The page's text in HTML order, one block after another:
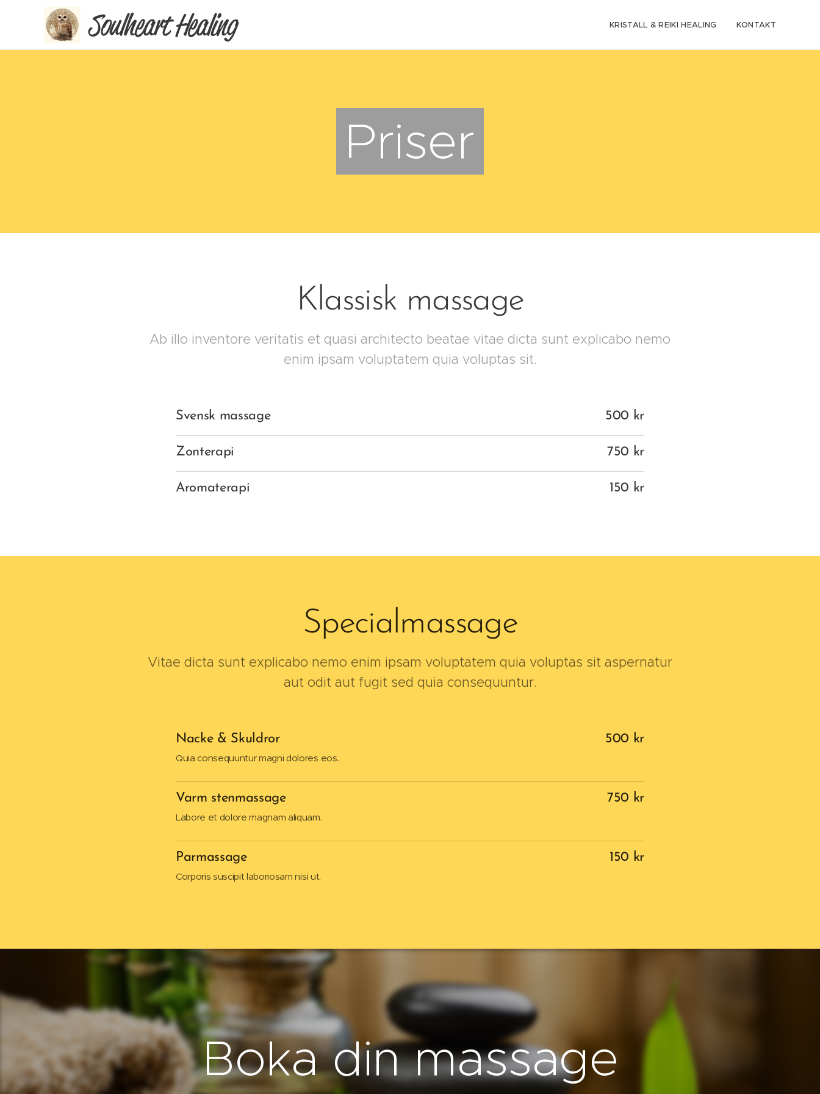
SoulheartHealing KRISTALL & REIKI HEALING KONTAKT
Priser
Klassisk massage
Ab illo inventore veritatis et quasi architecto beatae vitae dicta sunt explicabo nemo
enim ipsam voluptatem quia voluptas sit.
Svensk massage 500 kr
Zonterapi 750 kr
Aromaterapi 150 kr
Specialmassage
Vitae dicta sunt explicabo nemo enim ipsam voluptatem quia voluptas sit aspernatur
aut odit aut fugit sed quia consequuntur.
Nacke & Skuldror
Quia consequuntur magni dolores eos.
500 kr
Varm stenmassage
Labore et dolore magnam aliquam.
750 kr
Parmassage
Corporis suscipit laboriosam nisi ut.
150 kr
Boka din massage